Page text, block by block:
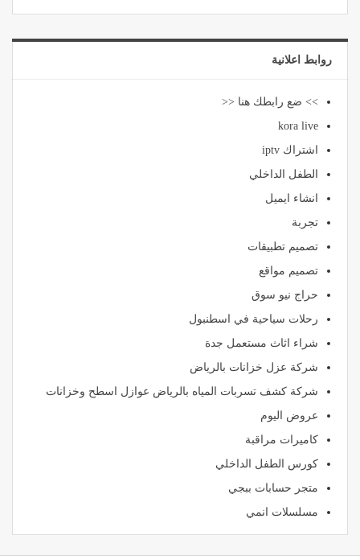
روابط اعلانية
>> ضع رابطك هنا <<
kora live
اشتراك iptv
الطفل الداخلي
انشاء ايميل
تجربة
تصميم تطبيقات
تصميم مواقع
حراج نيو سوق
رحلات سياحية في اسطنبول
شراء اثاث مستعمل جدة
شركة عزل خزانات بالرياض
شركة كشف تسربات المياه بالرياض عوازل اسطح وخزانات
عروض اليوم
كاميرات مراقبة
كورس الطفل الداخلي
متجر حسابات ببجي
مسلسلات انمي